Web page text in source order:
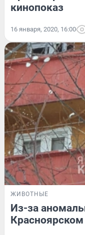
кинопоказ
16 января, 2020, 16:00
ЖИВОТНЫЕ
Из-за
Красноярском